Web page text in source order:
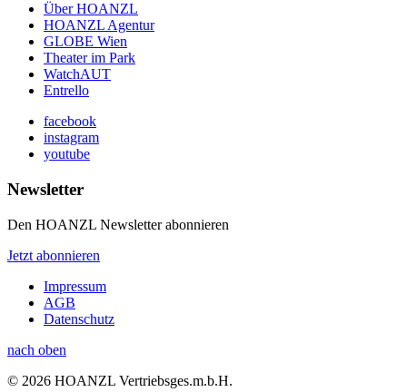
Über HOANZL
HOANZL Agentur
GLOBE Wien
Theater im Park
WatchAUT
Entrello
facebook
instagram
youtube
Newsletter
Den HOANZL Newsletter abonnieren
Jetzt abonnieren
Impressum
AGB
Datenschutz
nach oben
© 2026 HOANZL Vertriebsges.m.b.H.